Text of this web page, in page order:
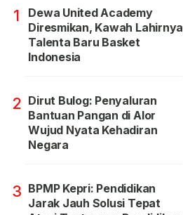
1
Dewa United Academy
Diresmikan, Kawah Lahirnya
Talenta Baru Basket
Indonesia
2 Dirut Bulog: Penyaluran
Bantuan Pangan di Alor
Wujud Nyata Kehadiran
Negara
3 BPMP Kepri: Pendidikan
Jarak Jauh Solusi Tepat